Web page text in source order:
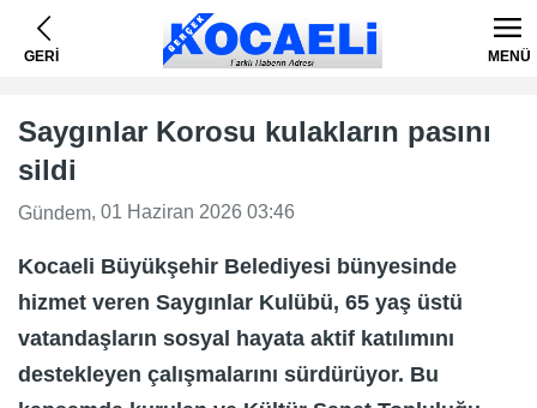
GERİ MENÜ
Saygınlar Korosu kulakların pasını
sildi
Gündem, 01 Haziran 2026 03:46
Kocaeli Büyükşehir Belediyesi bünyesinde
hizmet veren Saygınlar Kulübü, 65 yaş üstü
vatandaşların sosyal hayata aktif katılımını
destekleyen çalışmalarını sürdürüyor. Bu